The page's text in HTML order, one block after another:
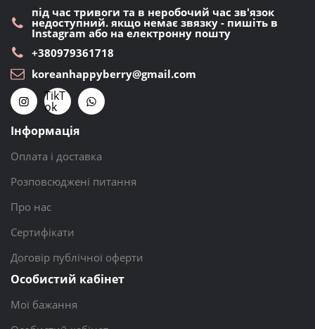
під час тривоги та в неробочий час зв'язок
недоступний. якщо немає звязку - пишіть в
Instagram або на електронну пошту
+380979361718
koreanhappyberry@gmail.com
TikT
ok
Інформація
Оплата і доставка
Розповсюджені питання
Про нас
Сертифікати
Договір публічної оферти
Особистий кабінет
Мої бажання